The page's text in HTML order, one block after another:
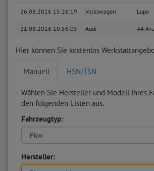
26.08.2016 15:26:19 Volkswagen Lupo
21.08.2016 10:56:05 Audi A4
Hier können Sie kostenlos
Manuell HSN/TSN
Wählen Sie Hersteller und Modell Ihres
den folgenden Listen aus.
Fahrzeugtyp:
Hersteller: